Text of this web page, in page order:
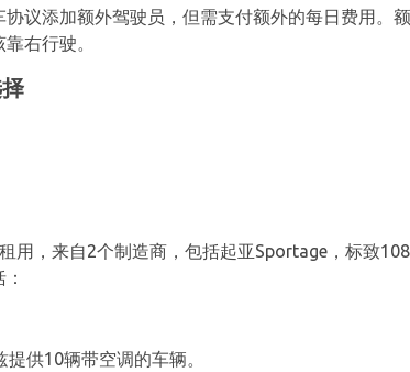
议添加额外驾驶员，但需支付额外的每日费用。
右行驶。
用，来自2个制造商，包括起亚Sportage，标致
供10辆带空调的车辆。